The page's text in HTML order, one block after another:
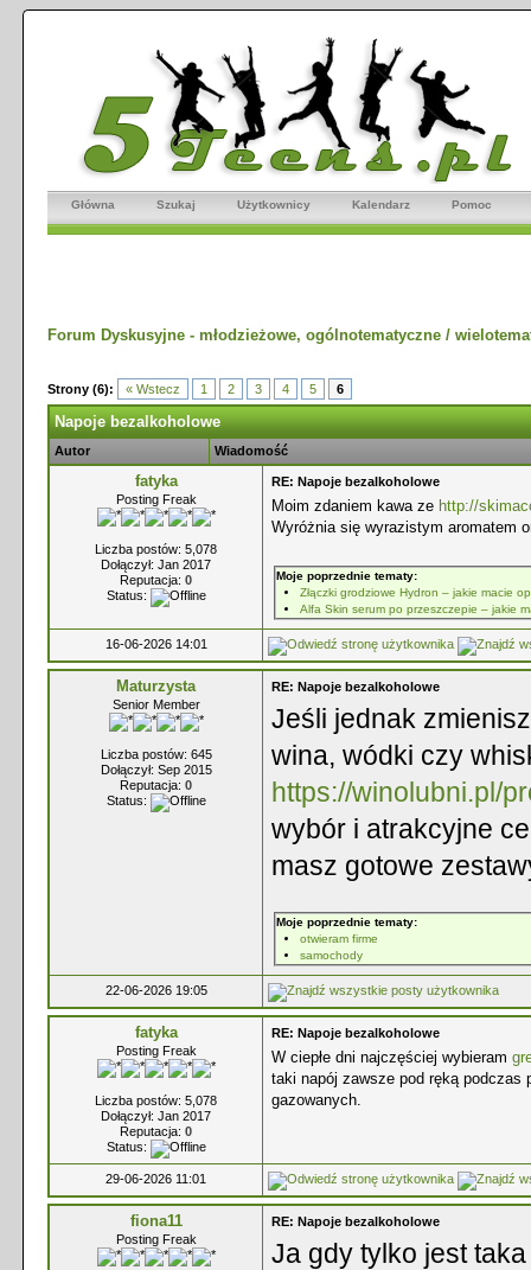
Główna Szukaj Użytkownicy Kalendarz Pomoc
Forum Dyskusyjne - młodzieżowe, ogólnotematyczne /
Strony (6): « Wstecz 1 2 3 4 5 6
Napoje bezalkoholowe
Autor Wiadomość
fatyka
Posting Freak
Liczba postów: 5,078
Dołączył: Jan 2017
Reputacja: 0
Status:
RE: Napoje bezalkoholowe
Moim zdaniem kawa ze http://
Wyróżnia się wyrazistym aromatem
Moje poprzednie tematy:
Złączki grodziowe Hydron – jakie macie
Alfa Skin serum po przeszczepie – jakie
16-06-2026 14:01
Maturzysta
Senior Member
Liczba postów: 645
Dołączył: Sep 2015
Reputacja: 0
Status:
RE: Napoje bezalkoholowe
Jeśli jednak
wina, wódki czy
https://winolubni.pl/
wybór i atrakcyjne
masz gotowe
Moje poprzednie tematy:
otwieram firme
samochody
22-06-2026 19:05
fatyka
Posting Freak
Liczba postów: 5,078
Dołączył: Jan 2017
Reputacja: 0
Status:
RE: Napoje bezalkoholowe
W ciepłe dni najczęściej wybieram
taki napój zawsze pod ręką podczas
gazowanych.
29-06-2026 11:01
fiona11
Posting Freak
RE: Napoje bezalkoholowe
Ja gdy tylko jest